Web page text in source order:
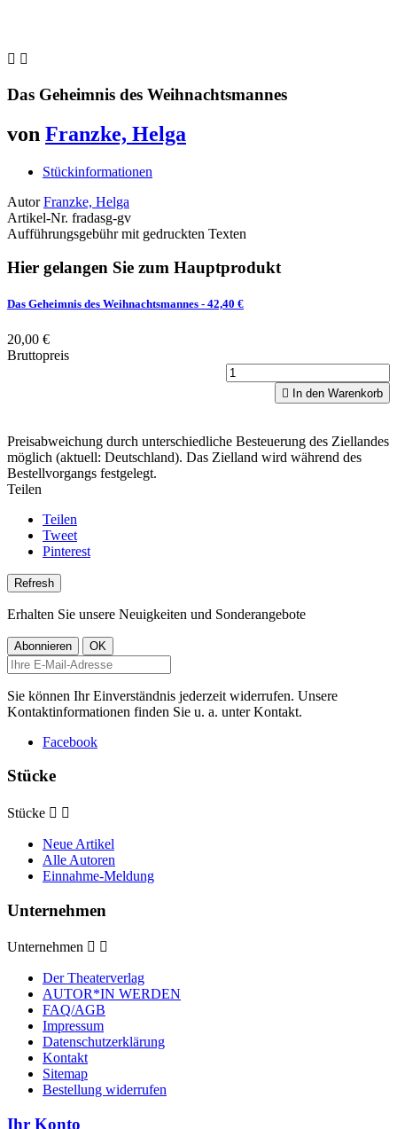
 
Das Geheimnis des Weihnachtsmannes
von Franzke, Helga
Stückinformationen
Autor Franzke, Helga
Artikel-Nr. fradasg-gv
Aufführungsgebühr mit gedruckten Texten
Hier gelangen Sie zum Hauptprodukt
Das Geheimnis des Weihnachtsmannes - 42,40 €
20,00 €
Bruttopreis
 In den Warenkorb
Preisabweichung durch unterschiedliche Besteuerung des Ziellandes
möglich (aktuell: Deutschland). Das Zielland wird während des
Bestellvorgangs festgelegt.
Teilen
Teilen
Tweet
Pinterest
Erhalten Sie unsere Neuigkeiten und Sonderangebote
Sie können Ihr Einverständnis jederzeit widerrufen. Unsere
Kontaktinformationen finden Sie u. a. unter Kontakt.
Facebook
Stücke
Stücke  
Neue Artikel
Alle Autoren
Einnahme-Meldung
Unternehmen
Unternehmen  
Der Theaterverlag
AUTOR*IN WERDEN
FAQ/AGB
Impressum
Datenschutzerklärung
Kontakt
Sitemap
Bestellung widerrufen
Ihr Konto